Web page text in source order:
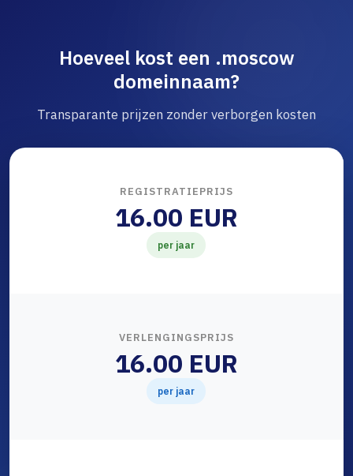
Hoeveel kost een .moscow
domeinnaam?
Transparante prijzen zonder verborgen kosten
REGISTRATIEPRIJS
16.00 EUR
per jaar
VERLENGINGSPRIJS
16.00 EUR
per jaar